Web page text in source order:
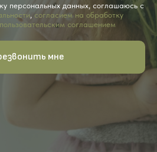
персональных данных, соглашаюсь с
, согласием на обработку
пользовательским соглашением
мне